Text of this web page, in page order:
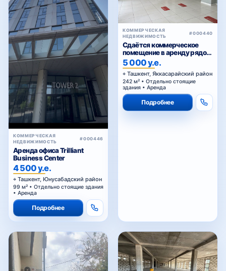
КОММЕРЧЕСКАЯ
НЕДВИЖИМОСТЬ
#000446
Аренда офиса Trilliant
Business Center
4 500 у.е.
Ташкент, Юнусабадский район
99 м² • Отдельно стоящие здания
• Аренда
Подробнее
КОММЕРЧЕСКАЯ
НЕДВИЖИМОСТЬ
#000440
Сдаётся коммерческое
помещение в аренду рядом
Голубые купола
5 000 у.е.
Ташкент, Яккасарайский район
242 м² • Отдельно стоящие
здания • Аренда
Подробнее